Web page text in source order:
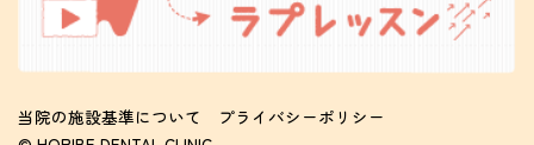
当院の施設基準について
プライバシーポリシー